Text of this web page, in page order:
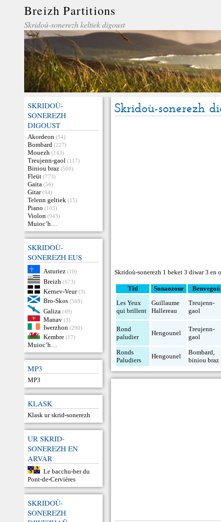
Breizh Partitions
Skridoù-sonerezh keltiek digoust
SKRIDOÙ-
SONEREZH
DIGOUST
Akordeon (54)
Bombard (227)
Mouezh (143)
Treujenn-gaol (117)
Biniou braz (500)
Fleüt (773)
Gaita (56)
Gitar (94)
Telenn geltiek (15)
Piano (103)
Violon (943)
Muioc’h…
SKRIDOÙ-
SONEREZH EUS
Asturiez (10)
Breizh (673)
Kernev-Veur (3)
Bro-Skos (569)
Galiza (49)
Manav (3)
Iwerzhon (290)
Kembre (17)
Muioc’h…
MP3
MP3
KLASK
Klask ur skrid-sonerezh
UR SKRID-
SONEREZH EN
ARVAR
Le bacchu-ber du
Pont-de-Cervières
SKRIDOÙ-
SONEREZH
Skridoù-sonerezh
Skridoù-sonerezh 1 beket 3 diwar 3 en
Titl Sonaozour
Benvegoù
Les Yeux
qui brillent
Guillaume
Hallereau
Treujenn-
gaol
Rond
paludier
Hengounel
Treujenn-
gaol
Ronds
Paludiers
Hengounel
Bombard,
biniou braz